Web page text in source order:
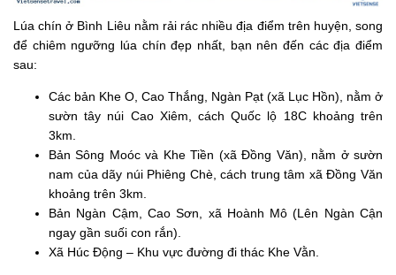
Lúa chín ở Bình Liêu nằm rải rác nhiều địa điểm trên huyện, song
để chiêm ngưỡng lúa chín đẹp nhất, bạn nên đến các địa điểm
sau:
Các bản Khe O, Cao Thắng, Ngàn Pạt (xã Lục Hồn), nằm ở
sườn tây núi Cao Xiêm, cách Quốc lộ 18C khoảng trên
3km.
Bản Sông Moóc và Khe Tiền (xã Đồng Văn), nằm ở sườn
nam của dãy núi Phiêng Chè, cách trung tâm xã Đồng Văn
khoảng trên 3km.
Bản Ngàn Cậm, Cao Sơn, xã Hoành Mô (Lên Ngàn Cận
ngay gần suối con rắn).
Xã Húc Động – Khu vực đường đi thác Khe Vằn.